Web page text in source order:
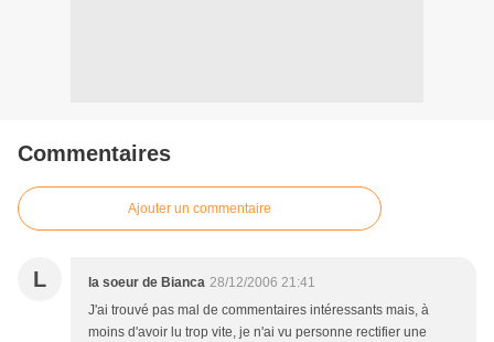
Commentaires
Ajouter un commentaire
L la soeur de Bianca 28/12/2006 21:41
J'ai trouvé pas mal de commentaires intéressants mais, à
moins d'avoir lu trop vite, je n'ai vu personne rectifier une